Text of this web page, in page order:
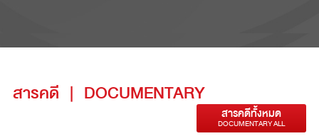
สารคดี | DOCUMENTARY
สารคดีทั้งหมด
DOCUMENTARY ALL